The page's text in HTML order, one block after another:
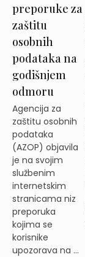
preporuke za
zaštitu
osobnih
podataka na
godišnjem
odmoru
Agencija za
zaštitu osobnih
podataka
(AZOP) objavila
je na svojim
službenim
internetskim
stranicama niz
preporuka
kojima se
korisnike
upozorava na ...